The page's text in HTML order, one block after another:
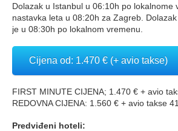
Dolazak u Istanbul u 06:10h po lokalnome
nastavka leta u 08:20h za Zagreb.
je u 08:30h po lokalnom vremenu.
Cijena od: 1.470 € (+ avio takse)
FIRST MINUTE CIJENA; 1.470 € + avio
REDOVNA CIJENA: 1.560 € + avio takse
Predviđeni hoteli: